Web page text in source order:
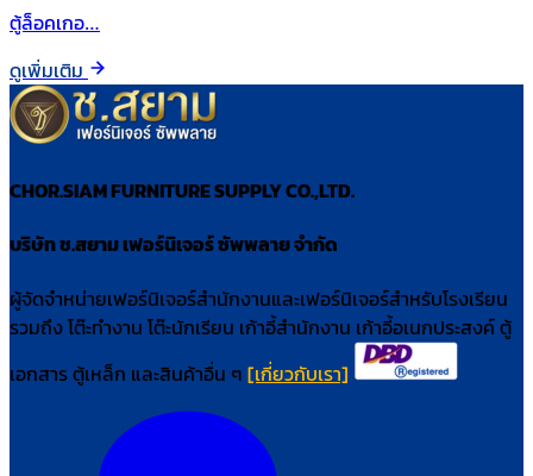
ตู้ล็อคเกอ…
ดูเพิ่มเติม
CHOR.SIAM FURNITURE SUPPLY CO.,LTD.
บริษัท ช.สยาม เฟอร์นิเจอร์ ซัพพลาย จำกัด
ผู้จัดจำหน่ายเฟอร์นิเจอร์สำนักงานและเฟอร์นิเจอร์สำหรับโรงเรียน
รวมถึง โต๊ะทำงาน โต๊ะนักเรียน เก้าอี้สำนักงาน เก้าอี้อเนกประสงค์ ตู้
เอกสาร ตู้เหล็ก และสินค้าอื่น ๆ [เกี่ยวกับเรา]